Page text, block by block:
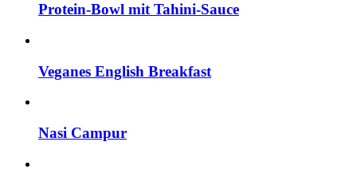
Protein-Bowl mit Tahini-Sauce
Veganes English Breakfast
Nasi Campur